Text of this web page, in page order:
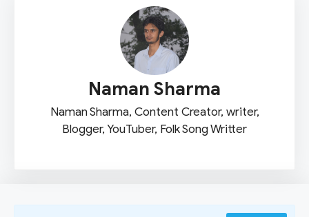
Naman Sharma
Naman Sharma, Content Creator, writer,
Blogger, YouTuber, Folk Song Writter